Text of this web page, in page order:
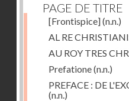
PAGE DE TITRE
[Frontispice](n.n.)
AL RE
AU ROY TRES
Prefatione(n.n.)
PREFACE : DE
(n.n.)